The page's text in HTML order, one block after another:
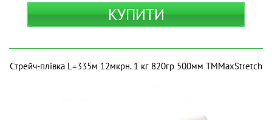
КУПИТИ
Стрейч-плівка L=335м 12мкрн. 1 кг 820гр 500мм ТМMaxStretch